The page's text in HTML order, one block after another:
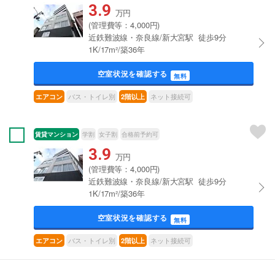
3.9 万円
(管理費等：4,000円)
近鉄難波線・奈良線/新大宮駅 徒歩9分
1K/17m²/築36年
空室状況を確認する 無料
エアコン バス・トイレ別 2階以上 ネット接続可
賃貸マンション 学割 女子割 合格前予約可
3.9 万円
(管理費等：4,000円)
近鉄難波線・奈良線/新大宮駅 徒歩9分
1K/17m²/築36年
空室状況を確認する 無料
エアコン バス・トイレ別 2階以上 ネット接続可